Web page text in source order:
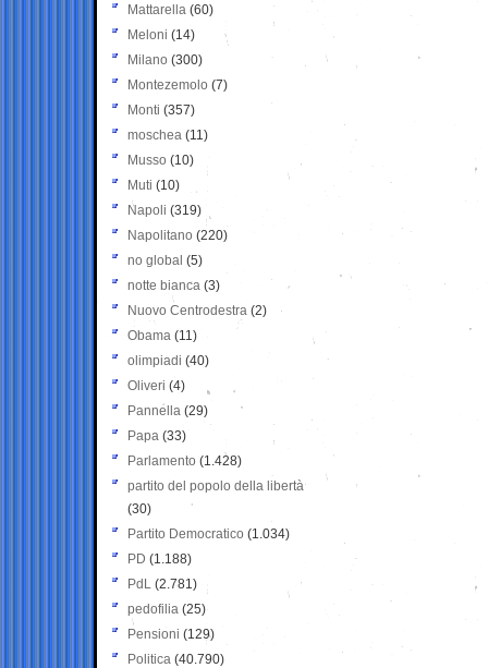
Mattarella (60)
Meloni (14)
Milano (300)
Montezemolo (7)
Monti (357)
moschea (11)
Musso (10)
Muti (10)
Napoli (319)
Napolitano (220)
no global (5)
notte bianca (3)
Nuovo Centrodestra (2)
Obama (11)
olimpiadi (40)
Oliveri (4)
Pannella (29)
Papa (33)
Parlamento (1.428)
partito del popolo della libertà
(30)
Partito Democratico (1.034)
PD (1.188)
PdL (2.781)
pedofilia (25)
Pensioni (129)
Politica (40.790)